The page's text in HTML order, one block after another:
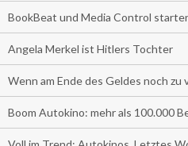
BookBeat und Media Control
Angela Merkel ist Hitlers Tochter
Wenn am Ende des Geldes noch zu
Boom Autokino: mehr als 100.000